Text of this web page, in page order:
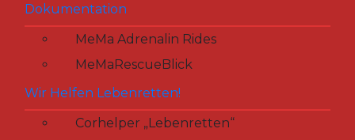
Dokumentation
MeMa Adrenalin Rides
MeMaRescueBlick
Wir Helfen Lebenretten!
Corhelper „Lebenretten“